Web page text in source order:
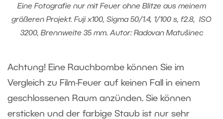
Eine Fotografie nur mit Feuer ohne Blitze aus meinem
größeren Projekt. Fuji x100, Sigma 50/1.4, 1/100 s, f2.8, ISO
3200, Brennweite 35 mm. Autor: Radovan Matušinec
Achtung! Eine Rauchbombe können Sie im
Vergleich zu Film-Feuer auf keinen Fall in einem
geschlossenen Raum anzünden. Sie können
ersticken und der farbige Staub ist nur sehr